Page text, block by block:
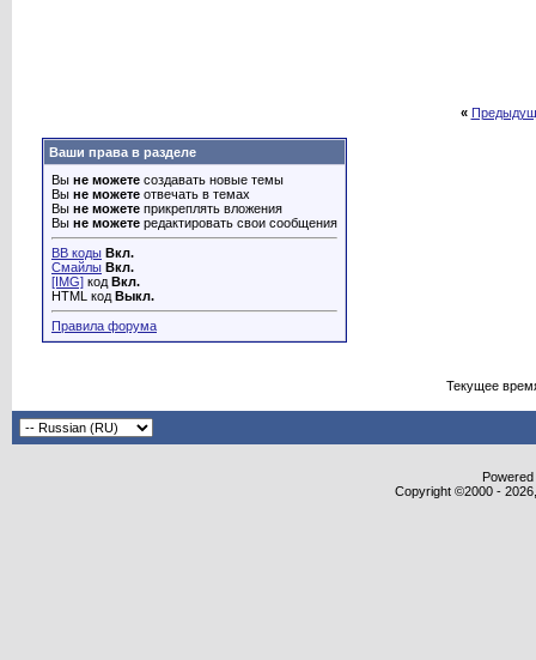
«
Ваши права в разделе
Вы не можете создавать новые темы
Вы не можете отвечать в темах
Вы не можете прикреплять вложения
Вы не можете редактировать свои сообщения
BB коды Вкл.
Смайлы Вкл.
[IMG] код Вкл.
HTML код Выкл.
Правила форума
Текущее
Copyright ©2000 -